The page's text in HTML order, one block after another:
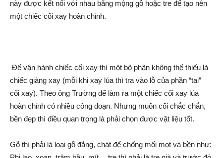
này được kết nối với nhau bằng mộng gỗ hoặc tre để tạo nên
một chiếc cối xay hoàn chỉnh.
Để vận hành chiếc cối xay thì một bộ phậ‌n không thể thiếu là
chiếc giàng xay (mỗi khi xay lúa thì tra vào lỗ của phần “tai”
cối xay). Theo ông Trường để làm ra một chiếc cối xay lúa
hoàn chỉnh có nhiều công đoạn. Nhưng muốn cối chắc chắn,
bền đẹp thì điều quan trọng là phải chọn được vật liệu tốt.
Gỗ thì phải là loại gỗ đắng, chát để chống mối mọt và bền như: